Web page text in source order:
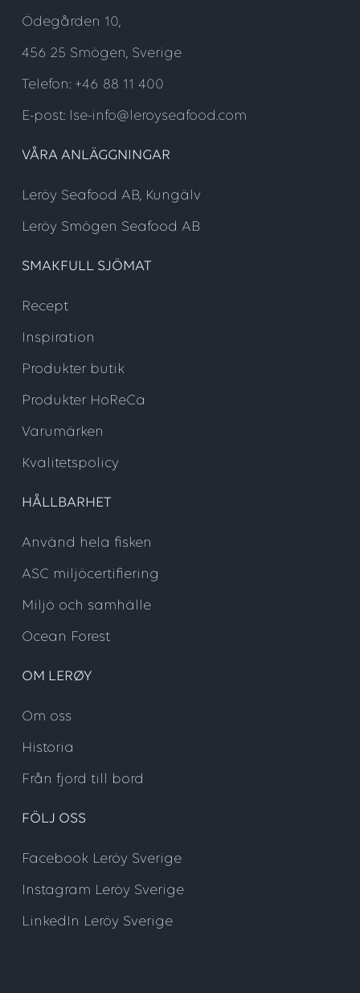
Ödegården 10,
456 25 Smögen, Sverige
Telefon: +46 88 11 400
E-post: lse-info@leroyseafood.com
VÅRA ANLÄGGNINGAR
Leröy Seafood AB, Kungälv
Leröy Smögen Seafood AB
SMAKFULL SJÖMAT
Recept
Inspiration
Produkter butik
Produkter HoReCa
Varumärken
Kvalitetspolicy
HÅLLBARHET
Använd hela fisken
ASC miljöcertifiering
Miljö och samhälle
Ocean Forest
OM LERØY
Om oss
Historia
Från fjord till bord
FÖLJ OSS
Facebook Leröy Sverige
Instagram Leröy Sverige
LinkedIn Leröy Sverige